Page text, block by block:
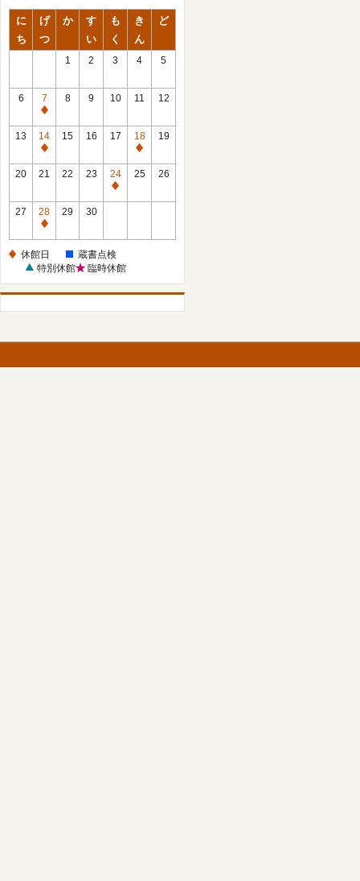
に
ち
げ
つ
か
す
い
も
く
き
ん
ど
1 2 3 4 5
6
7
休
館
日
8 9 10 11 12
13
14
休
館
15 16 17
18
休
館
19
20 21 22 23
24
休
25 26
27
28
休
日
29 30
休館日
蔵書点検
特別休館
臨時休館